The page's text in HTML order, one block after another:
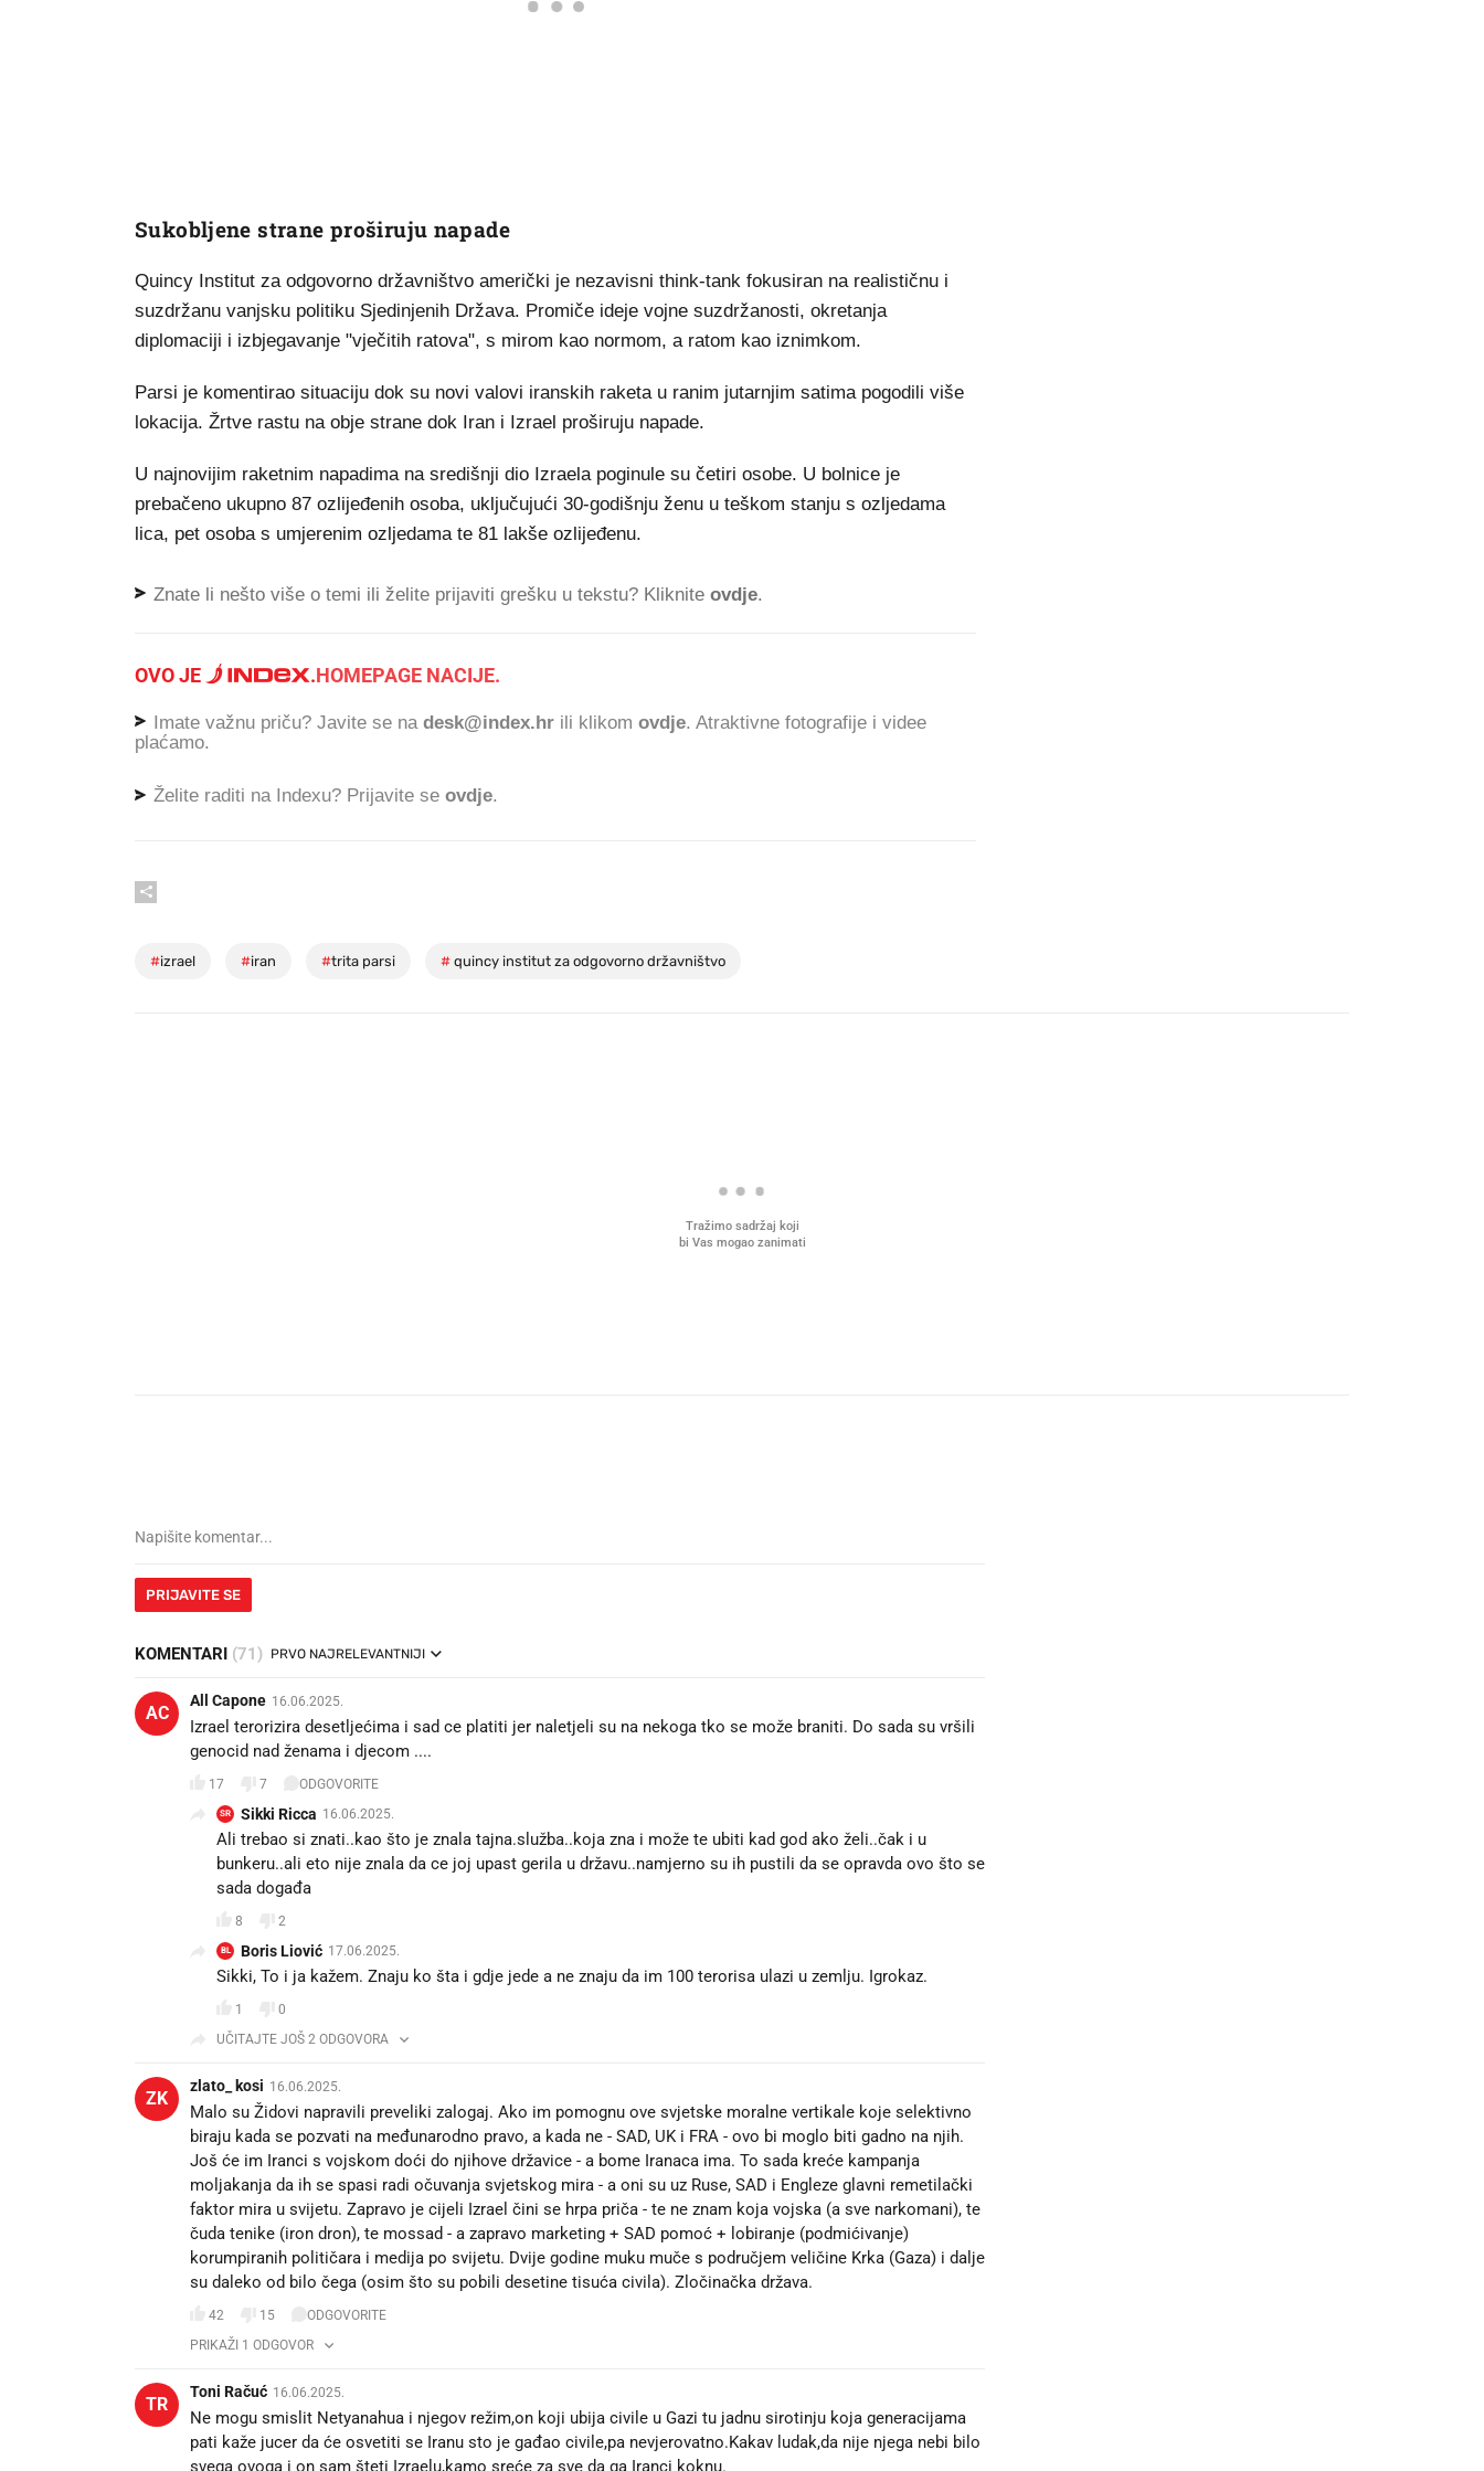
Sukobljene strane proširuju napade
Quincy Institut za odgovorno državništvo američki je nezavisni think-tank fokusiran na realističnu i
suzdržanu vanjsku politiku Sjedinjenih Država. Promiče ideje vojne suzdržanosti, okretanja
diplomaciji i izbjegavanje "vječitih ratova", s mirom kao normom, a ratom kao iznimkom.
Parsi je komentirao situaciju dok su novi valovi iranskih raketa u ranim jutarnjim satima pogodili više
lokacija. Žrtve rastu na obje strane dok Iran i Izrael proširuju napade.
U najnovijim raketnim napadima na središnji dio Izraela poginule su četiri osobe. U bolnice je
prebačeno ukupno 87 ozlijeđenih osoba, uključujući 30-godišnju ženu u teškom stanju s ozljedama
lica, pet osoba s umjerenim ozljedama te 81 lakše ozlijeđenu.
Znate li nešto više o temi ili želite prijaviti grešku u tekstu? Kliknite ovdje.
OVO JE .HOMEPAGE NACIJE.
Imate važnu priču? Javite se na desk@index.hr ili klikom ovdje. Atraktivne fotografije i videe
plaćamo.
Želite raditi na Indexu? Prijavite se ovdje.
#izrael #iran #trita parsi # quincy institut za odgovorno državništvo
Tražimo sadržaj koji
bi Vas mogao zanimati
PRIJAVITE SE
KOMENTARI (71) PRVO NAJRELEVANTNIJI
AC
All Capone 16.06.2025.
Izrael terorizira desetljećima i sad ce platiti jer naletjeli su na nekoga tko se može braniti. Do sada su vršili
genocid nad ženama i djecom ....
17 7 ODGOVORITE
SR Sikki Ricca 16.06.2025.
Ali trebao si znati..kao što je znala tajna.služba..koja zna i može te ubiti kad god ako želi..čak i u
bunkeru..ali eto nije znala da ce joj upast gerila u državu..namjerno su ih pustili da se opravda ovo što se
sada događa
8 2
BL Boris Liović 17.06.2025.
Sikki, To i ja kažem. Znaju ko šta i gdje jede a ne znaju da im 100 terorisa ulazi u zemlju. Igrokaz.
1
0
UČITAJTE JOŠ 2 ODGOVORA
ZK
zlato_ kosi 16.06.2025.
Malo su Židovi napravili preveliki zalogaj. Ako im pomognu ove svjetske moralne vertikale koje selektivno
biraju kada se pozvati na međunarodno pravo, a kada ne - SAD, UK i FRA - ovo bi moglo biti gadno na njih.
Još će im Iranci s vojskom doći do njihove državice - a bome Iranaca ima. To sada kreće kampanja
moljakanja da ih se spasi radi očuvanja svjetskog mira - a oni su uz Ruse, SAD i Engleze glavni remetilački
faktor mira u svijetu. Zapravo je cijeli Izrael čini se hrpa priča - te ne znam koja vojska (a sve narkomani), te
čuda tenike (iron dron), te mossad - a zapravo marketing + SAD pomoć + lobiranje (podmićivanje)
korumpiranih političara i medija po svijetu. Dvije godine muku muče s područjem veličine Krka (Gaza) i dalje
su daleko od bilo čega (osim što su pobili desetine tisuća civila). Zločinačka država.
42 15
ODGOVORITE
PRIKAŽI 1 ODGOVOR
TR
Toni Račuć 16.06.2025.
Ne mogu smislit Netyanahua i njegov režim,on koji ubija civile u Gazi tu jadnu sirotinju koja generacijama
pati kaže jucer da će osvetiti se Iranu sto je gađao civile,pa nevjerovatno.Kakav ludak,da nije njega nebi bilo
svega ovoga i on sam šteti Izraelu,kamo sreće za sve da ga Iranci koknu.